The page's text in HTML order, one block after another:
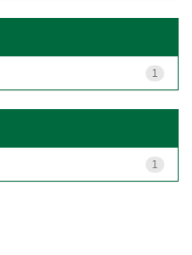
1
1